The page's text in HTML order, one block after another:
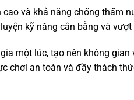
và khả năng chống thấm
kỹ năng cân bằng và
một lúc, tạo nên không
chơi an toàn và đầy thách